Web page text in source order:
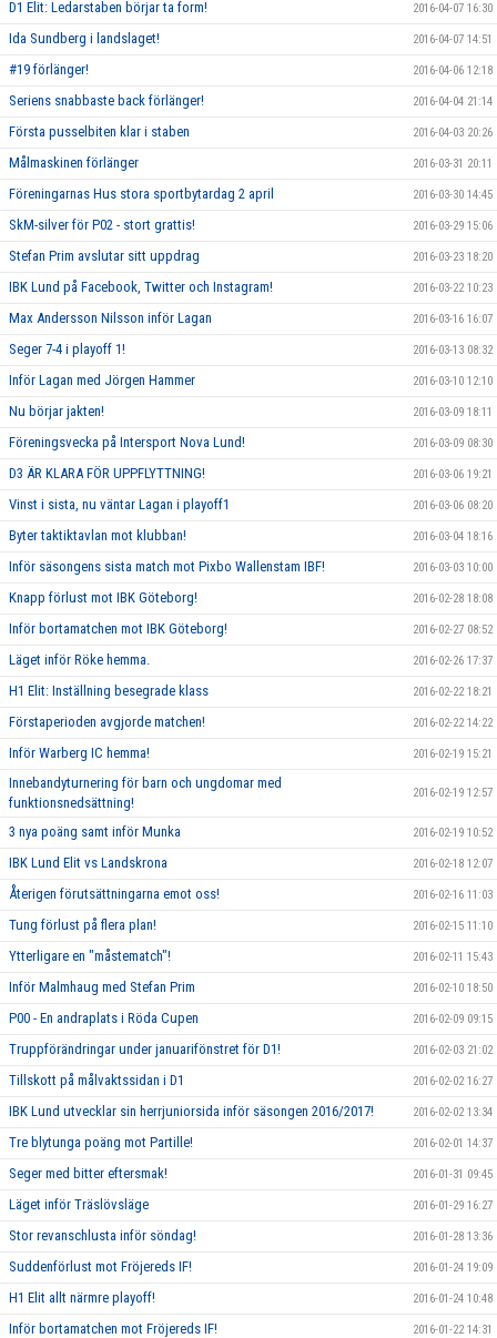
D1 Elit: Ledarstaben börjar ta form! 2016-04-07 16:30
Ida Sundberg i landslaget! 2016-04-07 14:51
#19 förlänger! 2016-04-06 12:18
Seriens snabbaste back förlänger! 2016-04-04 21:14
Första pusselbiten klar i staben 2016-04-03 20:26
Målmaskinen förlänger 2016-03-31 20:11
Föreningarnas Hus stora sportbytardag 2 april 2016-03-30 14:45
SkM-silver för P02 - stort grattis! 2016-03-29 15:06
Stefan Prim avslutar sitt uppdrag 2016-03-23 18:20
IBK Lund på Facebook, Twitter och Instagram! 2016-03-22 10:23
Max Andersson Nilsson inför Lagan 2016-03-16 16:07
Seger 7-4 i playoff 1! 2016-03-13 08:32
Inför Lagan med Jörgen Hammer 2016-03-10 12:10
Nu börjar jakten! 2016-03-09 18:11
Föreningsvecka på Intersport Nova Lund! 2016-03-09 08:30
D3 ÄR KLARA FÖR UPPFLYTTNING! 2016-03-06 19:21
Vinst i sista, nu väntar Lagan i playoff1 2016-03-06 08:20
Byter taktiktavlan mot klubban! 2016-03-04 18:16
Inför säsongens sista match mot Pixbo Wallenstam IBF! 2016-03-03 10:00
Knapp förlust mot IBK Göteborg! 2016-02-28 18:08
Inför bortamatchen mot IBK Göteborg! 2016-02-27 08:52
Läget inför Röke hemma. 2016-02-26 17:37
H1 Elit: Inställning besegrade klass 2016-02-22 18:21
Förstaperioden avgjorde matchen! 2016-02-22 14:22
Inför Warberg IC hemma! 2016-02-19 15:21
Innebandyturnering för barn och ungdomar med
funktionsnedsättning!
2016-02-19 12:57
3 nya poäng samt inför Munka 2016-02-19 10:52
IBK Lund Elit vs Landskrona 2016-02-18 12:07
Återigen förutsättningarna emot oss! 2016-02-16 11:03
Tung förlust på flera plan! 2016-02-15 11:10
Ytterligare en "måstematch"! 2016-02-11 15:43
Inför Malmhaug med Stefan Prim 2016-02-10 18:50
P00 - En andraplats i Röda Cupen 2016-02-09 09:15
Truppförändringar under januarifönstret för D1! 2016-02-03 21:02
Tillskott på målvaktssidan i D1 2016-02-02 16:27
IBK Lund utvecklar sin herrjuniorsida inför säsongen 2016/2017! 2016-02-02 13:34
Tre blytunga poäng mot Partille! 2016-02-01 14:37
Seger med bitter eftersmak! 2016-01-31 09:45
Läget inför Träslövsläge 2016-01-29 16:27
Stor revanschlusta inför söndag! 2016-01-28 13:36
Suddenförlust mot Fröjereds IF! 2016-01-24 19:09
H1 Elit allt närmre playoff! 2016-01-24 10:48
Inför bortamatchen mot Fröjereds IF! 2016-01-22 14:31